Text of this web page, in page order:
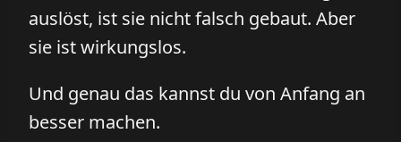
auslöst, ist sie nicht falsch gebaut. Aber
sie ist wirkungslos.
Und genau das kannst du von Anfang an
besser machen.